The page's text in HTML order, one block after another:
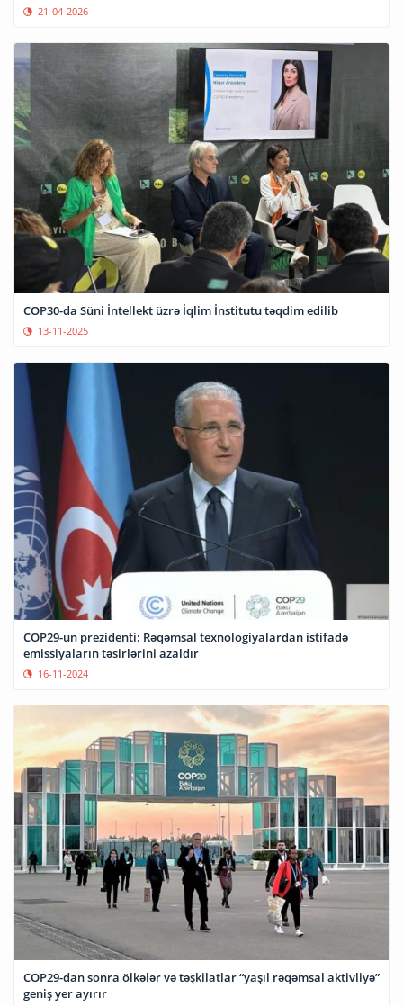
21-04-2026
COP30-da Süni İntellekt üzrə İqlim İnstitutu təqdim edilib
13-11-2025
COP29-un prezidenti: Rəqəmsal texnologiyalardan istifadə
emissiyaların təsirlərini azaldır
16-11-2024
COP29-dan sonra ölkələr və təşkilatlar “yaşıl rəqəmsal aktivliyə”
geniş yer ayırır